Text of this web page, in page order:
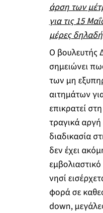
άρση των
για τις 15
μέρες δηλαδή
Ο βουλευτής
σημειώνει
των μη
αιτημάτων
επικρατεί
τραγικά αργή
διαδικασία
δεν έχει
νησί
φορά σε
down,